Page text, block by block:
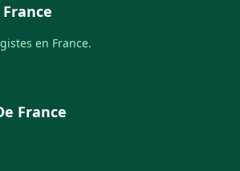
en France.
France